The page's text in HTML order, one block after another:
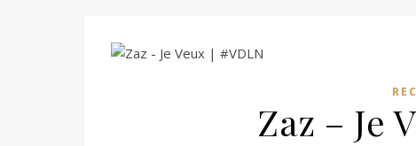
Zaz – Je